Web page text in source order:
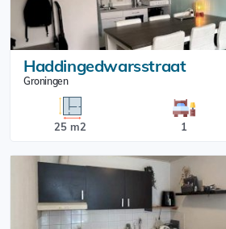
Haddingedwarsstraat
Groningen
25 m2 1